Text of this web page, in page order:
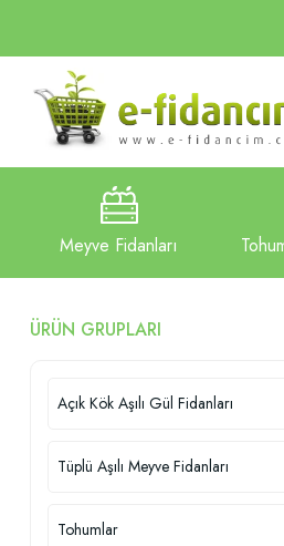
ÜRÜN GRUPLARI
Açık Kök Aşılı Gül Fidanları
Tüplü Aşılı Meyve Fidanları
Tohumlar